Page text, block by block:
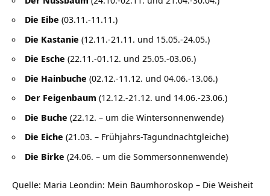
Die Eibe (03.11.-11.11.)
Die Kastanie (12.11.-21.11. und 15.05.-24.05.)
Die Esche (22.11.-01.12. und 25.05.-03.06.)
Die Hainbuche (02.12.-11.12. und 04.06.-13.06.)
Der Feigenbaum (12.12.-21.12. und 14.06.-23.06.)
Die Buche (22.12. – um die Wintersonnenwende)
Die Eiche (21.03. – Frühjahrs-Tagundnachtgleiche)
Die Birke (24.06. – um die Sommersonnenwende)
Quelle: Maria Leondin: Mein Baumhoroskop – Die Weisheit